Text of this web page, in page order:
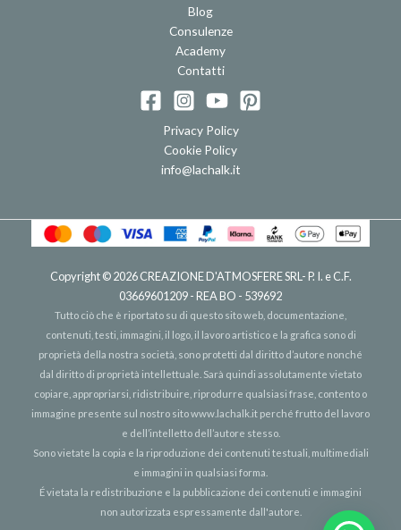
Blog
Consulenze
Academy
Contatti
Privacy Policy
Cookie Policy
info@lachalk.it
Copyright © 2026CREAZIONE D'ATMOSFERE SRL - P. I. e C.F.
03669601209 - REA BO - 539692
Tutto ciò che è riportato su di questo sito web, documentazione,
contenuti, testi, immagini, il logo, il lavoro artistico e la grafica sono di
proprietà della nostra società, sono protetti dal diritto d’autore nonché
dal diritto di proprietà intellettuale. Sarà quindi assolutamente vietato
copiare, appropriarsi, ridistribuire, riprodurre qualsiasi frase, contento o
immagine presente sul nostro sitowww.lachalk.it perché frutto del lavoro
e dell’intelletto dell’autore stesso.
Sono vietate la copia e la riproduzione dei contenuti testuali, multimediali
e immagini in qualsiasi forma.
É vietata la redistribuzione e la pubblicazione dei contenuti e immagini
non autorizzata espressamente dall'autore.